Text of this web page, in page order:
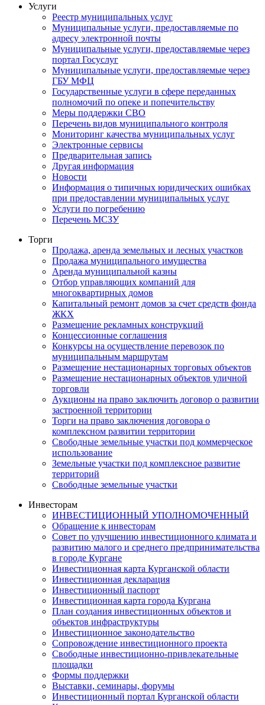
Услуги
Реестр муниципальных услуг
Муниципальные услуги, предоставляемые по
адресу электронной почты
Муниципальные услуги, предоставляемые через
портал Госуслуг
Муниципальные услуги, предоставляемые через
ГБУ МФЦ
Государственные услуги в сфере переданных
полномочий по опеке и попечительству
Меры поддержки СВО
Перечень видов муниципального контроля
Мониторинг качества муниципальных услуг
Электронные сервисы
Предварительная запись
Другая информация
Новости
Информация о типичных юридических ошибках
при предоставлении муниципальных услуг
Услуги по погребению
Перечень МСЗУ
Торги
Продажа, аренда земельных и лесных участков
Продажа муниципального имущества
Аренда муниципальной казны
Отбор управляющих компаний для
многоквартирных домов
Капитальный ремонт домов за счет средств фонда
ЖКХ
Размещение рекламных конструкций
Концессионные соглашения
Конкурсы на осуществление перевозок по
муниципальным маршрутам
Размещение нестационарных торговых объектов
Размещение нестационарных объектов уличной
торговли
Аукционы на право заключить договор о развитии
застроенной территории
Торги на право заключения договора о
комплексном развитии территории
Свободные земельные участки под коммерческое
использование
Земельные участки под комплексное развитие
территорий
Свободные земельные участки
Инвесторам
ИНВЕСТИЦИОННЫЙ УПОЛНОМОЧЕННЫЙ
Обращение к инвесторам
Совет по улучшению инвестиционного климата и
развитию малого и среднего предпринимательства
в городе Кургане
Инвестиционная карта Курганской области
Инвестиционная декларация
Инвестиционный паспорт
Инвестиционная карта города Кургана
План создания инвестиционных объектов и
объектов инфраструктуры
Инвестиционное законодательство
Сопровождение инвестиционного проекта
Свободные инвестиционно-привлекательные
площадки
Формы поддержки
Выставки, семинары, форумы
Инвестиционный портал Курганской области